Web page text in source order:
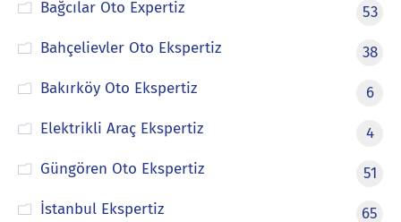
Bağcılar Oto Expertiz
53
Bahçelievler Oto Ekspertiz
38
Bakırköy Oto Ekspertiz
6
Elektrikli Araç Ekspertiz
4
Güngören Oto Ekspertiz
51
İstanbul Ekspertiz
65